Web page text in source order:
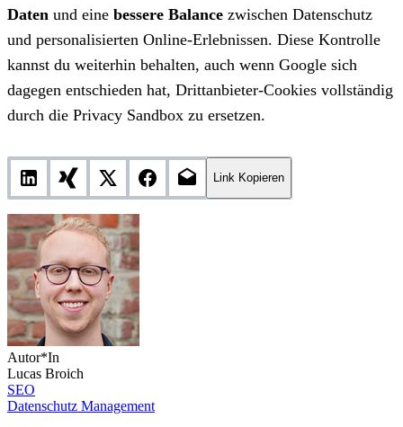
Daten und eine bessere Balance zwischen Datenschutz
und personalisierten Online-Erlebnissen. Diese Kontrolle
kannst du weiterhin behalten, auch wenn Google sich
dagegen entschieden hat, Drittanbieter-Cookies vollständig
durch die Privacy Sandbox zu ersetzen.
Link Kopieren
Autor*In
Lucas Broich
SEO
Datenschutz Management